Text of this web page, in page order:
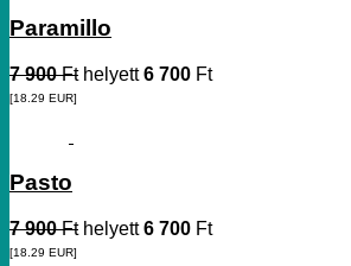
Paramillo
7 900 Fthelyett6 700 Ft
[18.29 EUR]
Pasto
7 900 Fthelyett6 700 Ft
[18.29 EUR]